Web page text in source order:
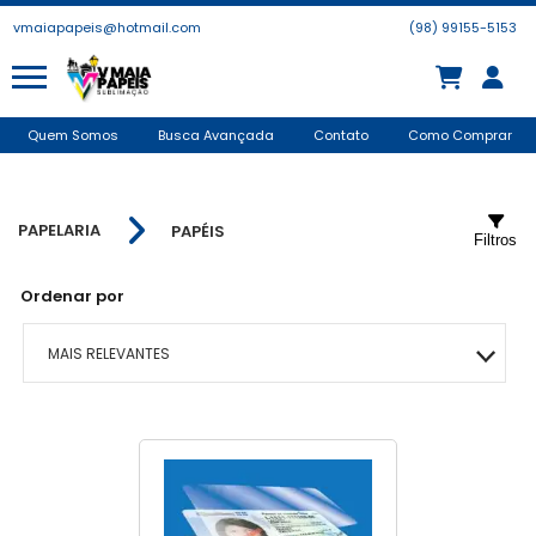
Quem Somos Busca Avançada Contato Como Comprar
vmaiapapeis@hotmail.com (98) 99155-5153
PAPELARIA PAPÉIS
Ordenar por
MAIS RELEVANTES
Filtros